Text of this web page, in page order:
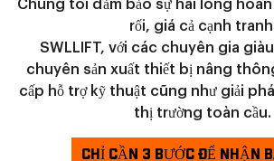
Chúng tôi đảm bảo sự hài lòng
rối, giá cả cạnh
SWLLIFT, với các chuyên gia
chuyên sản xuất thiết bị nâng
cấp hỗ trợ kỹ thuật cũng như giải
thị trường toàn cầu.
CHỈ CẦN 3 BƯỚC ĐỂ NHẬN